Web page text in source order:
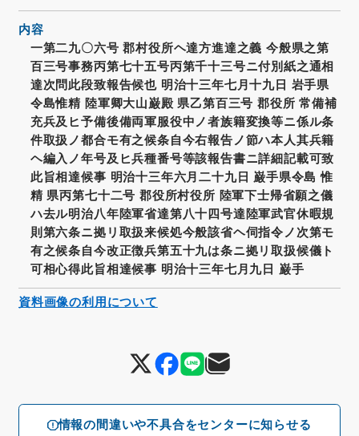
情報の間違いや不具合をセンターに知らせる
内容
一第二九〇六号 郡村役所ヘ達方進達之義 今般県之第
百三号事務丙第七十五号丙第千十三号ニ付別紙之通相
達次問此段致報告候也 明治十三年七月十九日 岩手県
令島惟精 陸軍卿大山巌殿 県乙第百三号 郡役所 常備補
充兵及ヒ予備後備両軍服役中ノ者族籍変換等ニ係ル条
件取扱ノ都合モ有之候条自今右報告ノ節ハ本人其兵籍
ヘ編入ノ年号及ヒ兵種番号等該報告書ニ詳細記載可致
此旨相達候事 明治十三年六月二十九日 巌手県令島 惟
精 県丙第七十二号 郡役所村役所 陸軍下士帰省願之儀
ハ去ル明治八年陸軍省達第八十四号達陸軍武官休暇規
則第六条ニ拠リ取扱来候処今般該省ヘ伺指令ノ次第モ
有之候条自今改正徴兵第五十九は条ニ拠リ取扱候儀ト
可相心得此旨相達候事 明治十三年七月九日 巌手
資料画像の利用について